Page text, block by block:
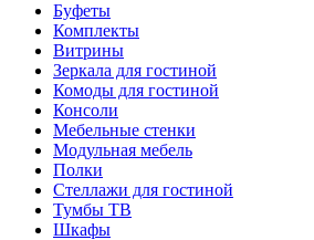
Буфеты
Комплекты
Витрины
Зеркала для гостиной
Комоды для гостиной
Консоли
Мебельные стенки
Модульная мебель
Полки
Стеллажи для гостиной
Тумбы ТВ
Шкафы